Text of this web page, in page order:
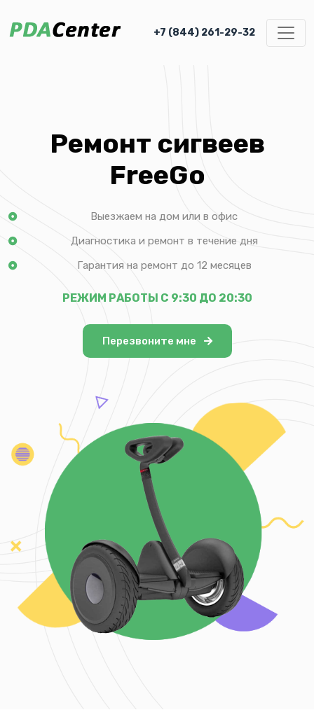
+7 (844) 261-29-32
Ремонт сигвеев
FreeGo
Выезжаем на дом или в офис
Диагностика и ремонт в течение дня
Гарантия на ремонт до 12 месяцев
РЕЖИМ РАБОТЫ С 9:30 ДО 20:30
Перезвоните мне